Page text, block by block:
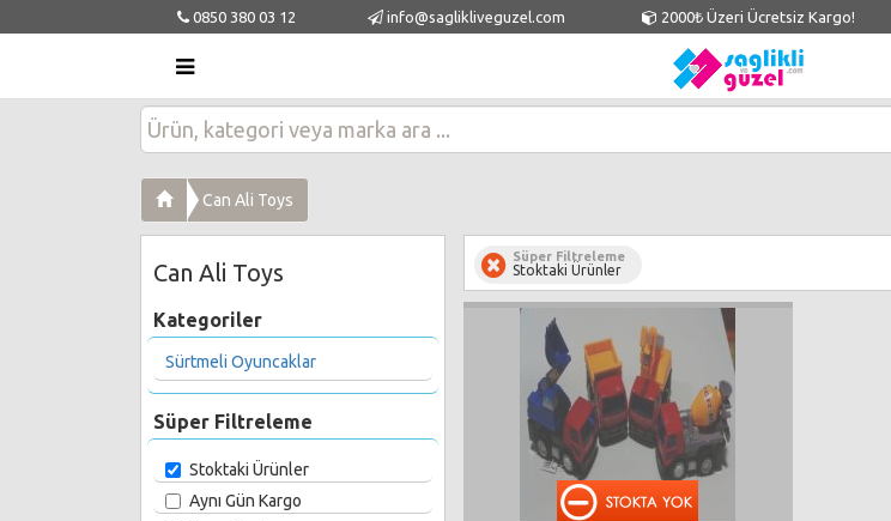
0850 380 03 12 info@saglikliveguzel.com 2000₺ Üzeri Ücretsiz Kargo!
Can Ali Toys
Can Ali Toys
Kategoriler
Sürtmeli Oyuncaklar
Süper Filtreleme
Stoktaki Ürünler
Aynı Gün Kargo
Süper Filtreleme
Stoktaki Ürünler